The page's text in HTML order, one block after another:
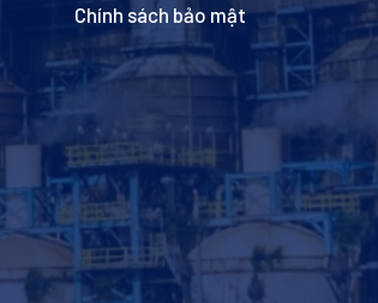
Chính sách bảo mật